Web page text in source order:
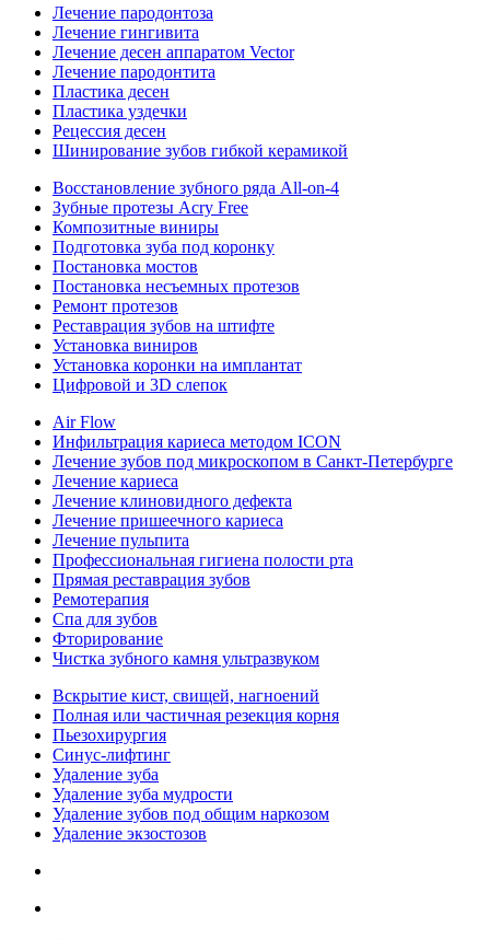
Лечение пародонтоза
Лечение гингивита
Лечение десен аппаратом Vector
Лечение пародонтита
Пластика десен
Пластика уздечки
Рецессия десен
Шинирование зубов гибкой керамикой
Восстановление зубного ряда All‑on‑4
Зубные протезы Acry Free
Композитные виниры
Подготовка зуба под коронку
Постановка мостов
Постановка несъемных протезов
Ремонт протезов
Реставрация зубов на штифте
Установка виниров
Установка коронки на имплантат
Цифровой и 3D слепок
Air Flow
Инфильтрация кариеса методом ICON
Лечение зубов под микроскопом в Санкт-Петербурге
Лечение кариеса
Лечение клиновидного дефекта
Лечение пришеечного кариеса
Лечение пульпита
Профессиональная гигиена полости рта
Прямая реставрация зубов
Ремотерапия
Спа для зубов
Фторирование
Чистка зубного камня ультразвуком
Вскрытие кист, свищей, нагноений
Полная или частичная резекция корня
Пьезохирургия
Синус-лифтинг
Удаление зуба
Удаление зуба мудрости
Удаление зубов под общим наркозом
Удаление экзостозов